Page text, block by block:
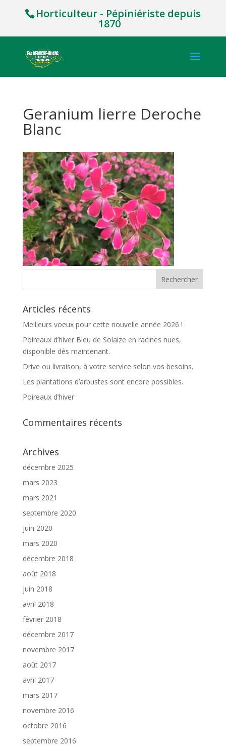
Horticulteur - Pépiniériste depuis
1870
Geranium lierre Deroche
Blanc
Articles récents
Meilleurs voeux pour cette nouvelle année 2026 !
Poireaux d’hiver Bleu de Solaize en racines nues,
disponible dès maintenant.
Drive ou livraison, à votre service selon vos besoins.
Les plantations d’arbustes sont encore possibles.
Poireaux d’hiver
Commentaires récents
Archives
décembre 2025
mars 2023
mars 2021
septembre 2020
juin 2020
mars 2020
décembre 2018
août 2018
juin 2018
avril 2018
février 2018
décembre 2017
novembre 2017
août 2017
avril 2017
mars 2017
novembre 2016
octobre 2016
septembre 2016